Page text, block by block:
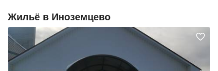
Жильё в Иноземцево